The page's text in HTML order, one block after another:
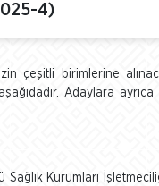
4)
çeşitli birimlerine
Adaylara
Kurumları